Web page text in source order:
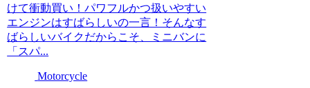
けて衝動買い！パワフルかつ扱いやすい
エンジンはすばらしいの一言！そんなす
ばらしいバイクだからこそ、ミニバンに
「スパ...
Motorcycle